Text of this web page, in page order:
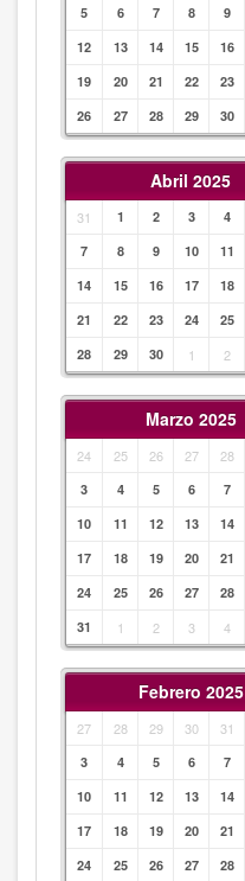
5 6 7 8 9
12
13 14 15 16
19
20 21 22 23
26
27 28 29 30
Abril 2025
31 1 2 3 4
7
8 9 10 11
14
15 16 17 18
21
22 23 24 25
28
29 30 1 2
Marzo 2025
24 25 26 27 28
3
4 5 6 7
10
11 12 13 14
17
18 19 20 21
24
25 26 27 28
31
1 2 3 4
Febrero 2025
27 28 29 30 31
3
4 5 6 7
10
11 12 13 14
17
18 19 20 21
24
25 26 27 28